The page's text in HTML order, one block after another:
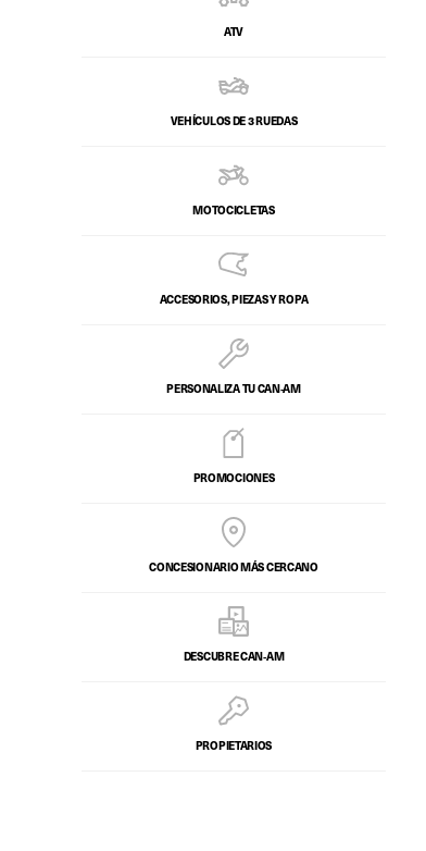
ATV
VEHÍCULOS DE 3 RUEDAS
MOTOCICLETAS
ACCESORIOS, PIEZAS Y ROPA
PERSONALIZA TU CAN‑AM
PROMOCIONES
CONCESIONARIO MÁS CERCANO
DESCUBRE CAN‑AM
PROPIETARIOS